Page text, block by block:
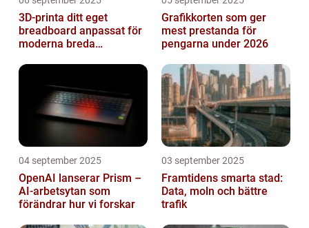
3D-printa ditt eget
breadboard anpassat för
moderna breda
Grafikkorten som ger
mest prestanda för
pengarna under 2026
04 september 2025
OpenAI lanserar Prism –
AI-arbetsytan som
förändrar hur vi forskar
03 september 2025
Framtidens smarta stad:
Data, moln och bättre
trafik